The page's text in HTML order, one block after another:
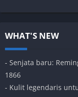
WHAT'S NEW
- Senjata baru:
1866
- Kulit legendaris